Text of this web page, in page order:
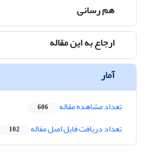
هم رسانی
ارجاع به این مقاله
آمار
تعداد مشاهده مقاله 606
تعداد دریافت فایل اصل مقاله 102